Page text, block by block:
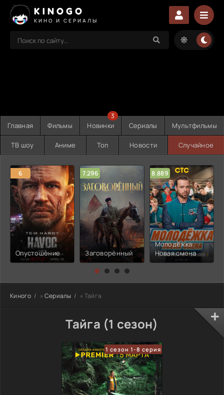
KINOGO
КИНО И СЕРИАЛЫ
Главная Фильмы Новинки
3
Сериалы Мультфильмы
ТВ шоу Аниме Топ Новости Случайное
6
Опустошение
7.296
Заговорённый
8.889
Молодёжка:
Новая смена
Киного » Сериалы » Тайга
Тайга (1 сезон)
1 сезон 1-8 серия